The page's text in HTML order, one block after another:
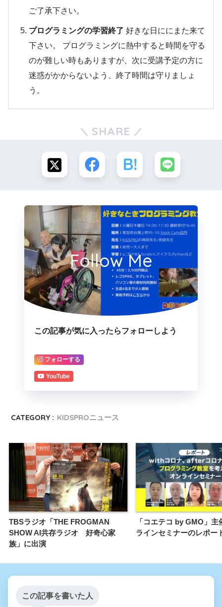
ご了承下さい。
プログラミングの学習終了 好きな日ににまた来て
下さい。 プログラミングに熱中すると時間を守る
のが難しい時もありますが、次に受講予定の方に
迷惑がかからないよう、終了時間は守りましょ
う。
SHARE
Follow Me
この記事が気に入ったらフォローしよう
フォローする
YouTube
CATEGORY : KIDSPROニュース
TBSラジオ「THE FROGMAN
SHOW AI共存ラジオ 好奇心家
族」に出演
「コエテコ by GMO」主
ラインセミナーのレポー
この記事を書いた人